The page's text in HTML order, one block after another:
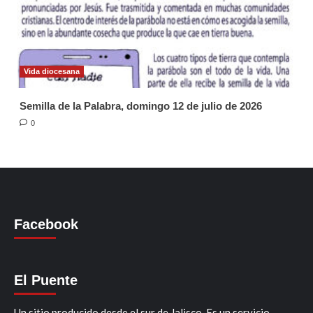
Vida diocesana
Semilla de la Palabra, domingo 12 de julio de 2026
0
Facebook
El Puente